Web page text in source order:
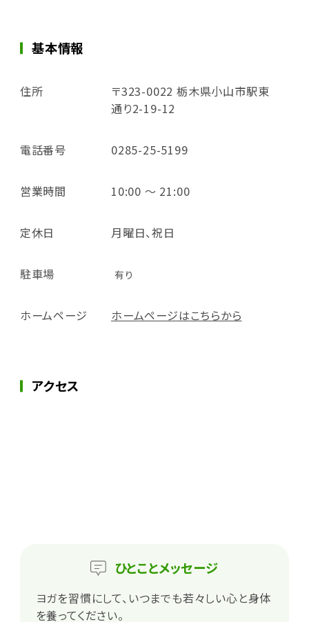
基本情報
住所
〒323-0022 栃木県小山市駅東
通り2-19-12
電話番号 0285-25-5199
営業時間 10:00 ～ 21:00
定休日 月曜日、祝日
駐車場 有り
ホームページ ホームページはこちらから
アクセス
ひとことメッセージ
ヨガを習慣にして、いつまでも若々しい心と身体
を養ってください。